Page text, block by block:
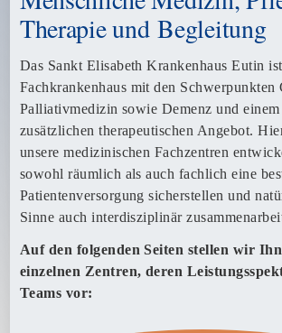
Therapie und Begleitung
Das Sankt Elisabeth Krankenhaus Eutin
Fachkrankenhaus mit den Schwerpunkten
Palliativmedizin sowie Demenz und
zusätzlichen therapeutischen Angebot.
unsere medizinischen Fachzentren
sowohl räumlich als auch fachlich eine
Patientenversorgung sicherstellen und
Sinne auch interdisziplinär
Auf den folgenden Seiten stellen wir
einzelnen Zentren, deren
Teams vor: